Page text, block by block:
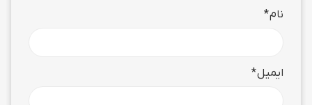
نام*
ایمیل*